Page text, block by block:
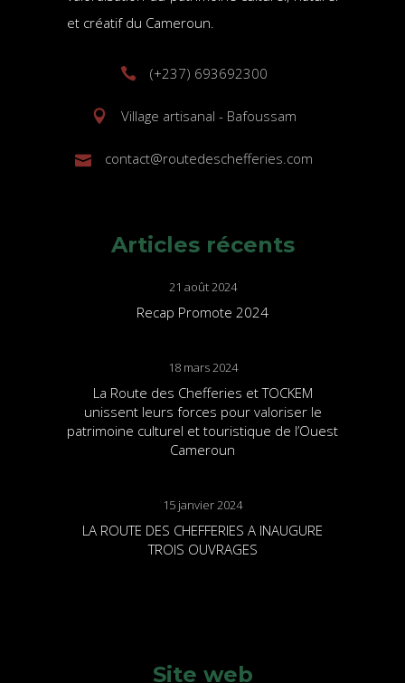
et créatif du Cameroun.
(+237) 693692300
Village artisanal - Bafoussam
contact@routedeschefferies.com
Articles récents
21 août 2024
Recap Promote 2024
18 mars 2024
La Route des Chefferies et TOCKEM
unissent leurs forces pour valoriser le
patrimoine culturel et touristique de l’Ouest
Cameroun
15 janvier 2024
LA ROUTE DES CHEFFERIES A INAUGURE
TROIS OUVRAGES
Site web